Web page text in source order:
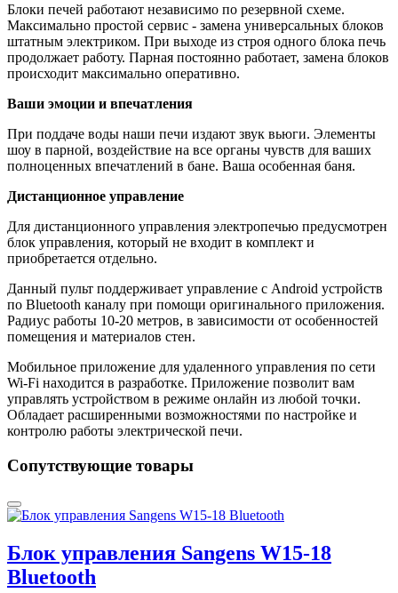
Блоки печей работают независимо по резервной схеме.
Максимально простой сервис - замена универсальных блоков
штатным электриком. При выходе из строя одного блока печь
продолжает работу. Парная постоянно работает, замена блоков
происходит максимально оперативно.
Ваши эмоции и впечатления
При поддаче воды наши печи издают звук вьюги. Элементы
шоу в парной, воздействие на все органы чувств для ваших
полноценных впечатлений в бане. Ваша особенная баня.
Дистанционное управление
Для дистанционного управления электропечью предусмотрен
блок управления, который не входит в комплект и
приобретается отдельно.
Данный пульт поддерживает управление с Android устройств
по Bluеtooth каналу при помощи оригинального приложения.
Радиус работы 10-20 метров, в зависимости от особенностей
помещения и материалов стен.
Мобильное приложение для удаленного управления по сети
Wi-Fi находится в разработке. Приложение позволит вам
управлять устройством в режиме онлайн из любой точки.
Обладает расширенными возможностями по настройке и
контролю работы электрической печи.
Сопутствующие товары
Блок управления Sangens W15-18
Bluetooth